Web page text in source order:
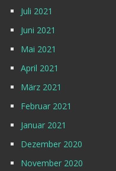
Juli 2021
Juni 2021
Mai 2021
April 2021
März 2021
Februar 2021
Januar 2021
Dezember 2020
November 2020